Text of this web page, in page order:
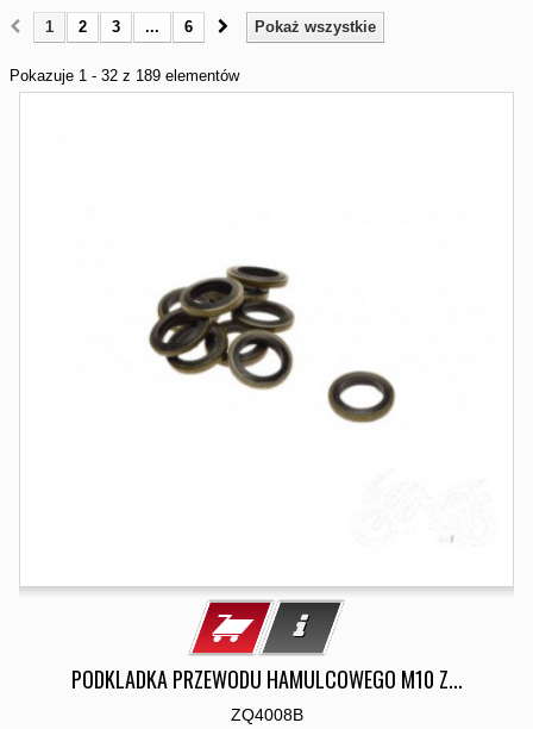
Pokaż wszystkie
1 2 3 ... 6
Pokazuje 1 - 32 z 189 elementów
PODKLADKA PRZEWODU HAMULCOWEGO M10 Z...
ZQ4008B